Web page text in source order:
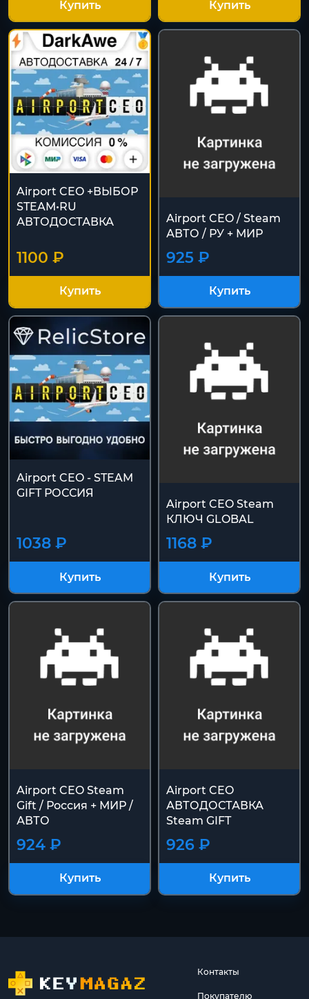
Купить Купить
Airport CEO +ВЫБОР
STEAM•RU
АВТОДОСТАВКА
1100 ₽
Купить
Airport CEO / Steam
АВТО / РУ + МИР
925 ₽
Купить
Airport CEO - STEAM
GIFT РОССИЯ
1038 ₽
Купить
Airport CEO Steam
КЛЮЧ GLOBAL
1168 ₽
Купить
Airport CEO Steam
Gift / Россия + МИР /
АВТО
924 ₽
Купить
Airport CEO
АВТОДОСТАВКА
Steam GIFT
926 ₽
Купить
Контакты
Покупателю